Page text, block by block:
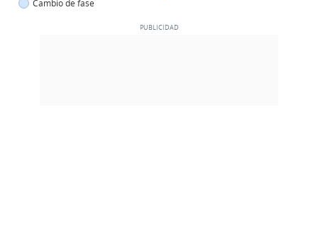
Cambio de fase